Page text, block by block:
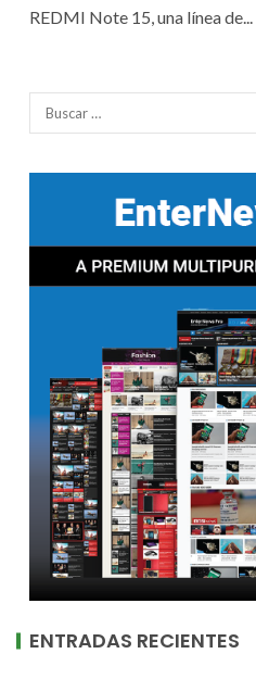
REDMI Note 15, una línea de...
ENTRADAS RECIENTES